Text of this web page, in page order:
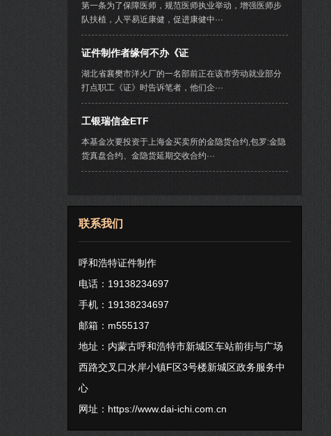
第一条为了保障医师，规范医师执业举动，增强医师步
队扶植，人平易近康健，促进康健中···
证件制作者缘何不办《证
湖北省襄樊市洋火厂的一名部前正在该市劳动就业部分
打点职工《证》时告诉笔者，他们企···
工银瑞信金ETF
本基金次要投资于上海金买卖所的金隐货合约,包罗:金隐
货真盘合约、金隐货延期交收合约···
联系我们
呼和浩特证件制作
电话：19138234697
手机：19138234697
邮箱：m555137
地址：内蒙古呼和浩特市新城区车站前街与广场
西路交叉口水岸小镇F区3号楼新城区政务服务中
心
网址： https://www.dai-ichi.com.cn